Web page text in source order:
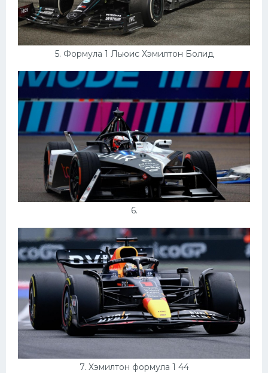
5. Формула 1 Льюис Хэмилтон Болид
6.
7. Хэмилтон формула 1 44